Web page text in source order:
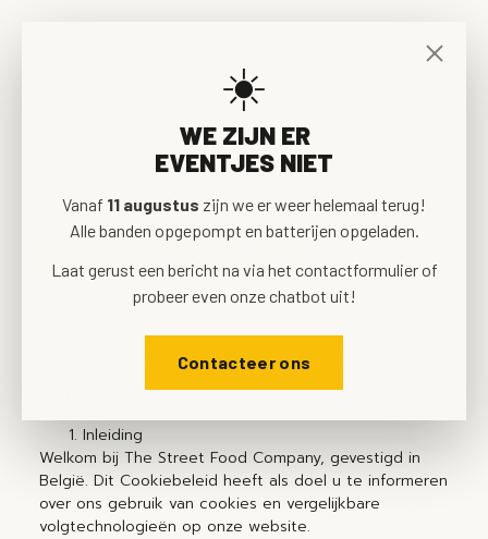
☀️
WE ZIJN ER
EVENTJES NIET
Vanaf 11 augustus zijn we er weer helemaal terug!
Alle banden opgepompt en batterijen opgeladen.
Laat gerust een bericht na via het contactformulier of
probeer even onze chatbot uit!
Contacteer ons
COOKIE POLICY
Cookiebeleid voor The Street Food Company
Laatst bijgewerkt: 6 december 2023
Inleiding
Welkom bij The Street Food Company, gevestigd in
België. Dit Cookiebeleid heeft als doel u te informeren
over ons gebruik van cookies en vergelijkbare
volgtechnologieën op onze website.